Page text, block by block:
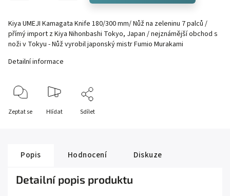
Kiya UMEJI Kamagata Knife 180/300 mm/ Nůž na zeleninu 7 palců /
přímý import z Kiya Nihonbashi Tokyo, Japan / nejznámější obchod s
noži v Tokyu - Nůž vyrobil japonský mistr Fumio Murakami
Detailní informace
Zeptat se Hlídat Sdílet
Popis Hodnocení Diskuze
Detailní popis produktu